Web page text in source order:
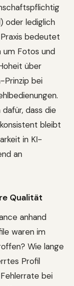
oder lediglich
bedeutet
um Fotos und
über
Prinzip bei
dass die
bleibt
in KI-
an
Qualität
anhand
waren im
Wie lange
Profil
bei